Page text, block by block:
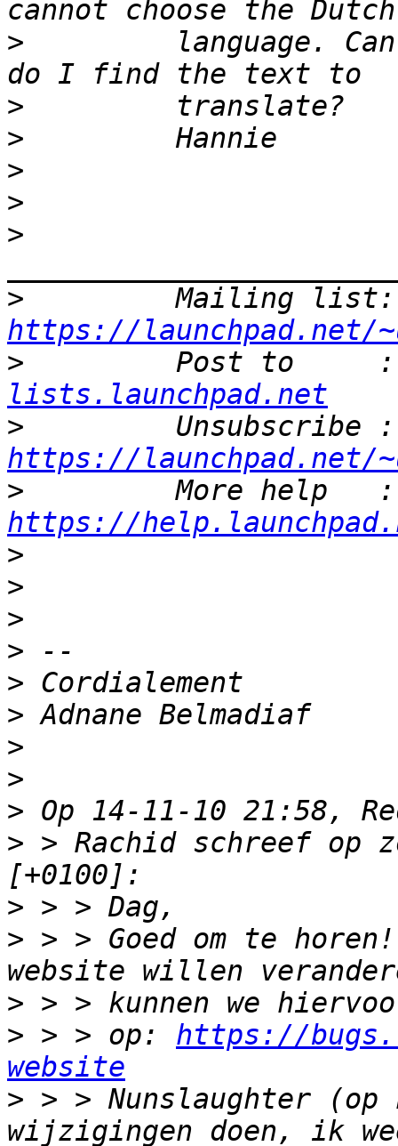
>
language.
>
>
>
>
>
>
https://launchpad.net/
>
Post to
lists.launchpad.net
>
https://launchpad.net/
>
https://
>
>
>
>
>
>
>
>
>
> > Rachid schreef op
>
> > > Goed om te
>
> > > op: https://
website
> > > Nunslaughter (op